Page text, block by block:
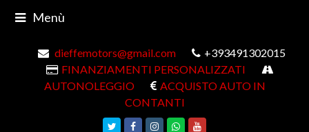
Menù
dieffemotors@gmail.com
+393491302015
FINANZIAMENTI PERSONALIZZATI
AUTONOLEGGIO
ACQUISTO AUTO IN
CONTANTI
TwitterFacebookInstagram
Whatsapp
Youtube